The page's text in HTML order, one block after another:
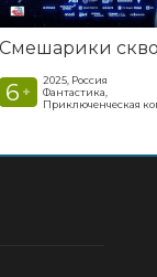
6 +
2025, Россия
Фантастика,
Приключенческая